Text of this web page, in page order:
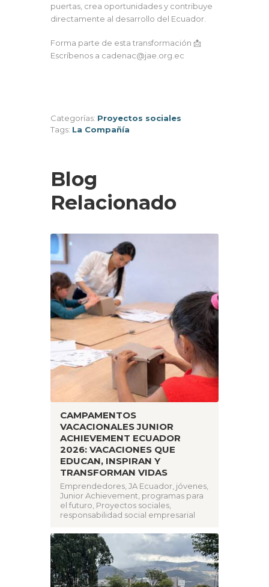
puertas, crea oportunidades y contribuye
directamente al desarrollo del Ecuador.
Forma parte de esta transformación 📩
Escríbenos a cadenac@jae.org.ec
Categorías: Proyectos sociales
Tags: La Compañía
Blog
Relacionado
CAMPAMENTOS
VACACIONALES JUNIOR
ACHIEVEMENT ECUADOR
2026: VACACIONES QUE
EDUCAN, INSPIRAN Y
TRANSFORMAN VIDAS
Emprendedores ,JA Ecuador jóvenes
Junior Achievement programas para
el futuro Proyectos sociales
responsabilidad social empresarial